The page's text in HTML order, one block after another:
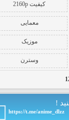
کیفیت 2160p
معمایی
موزیک
وسترن
https://t.me/